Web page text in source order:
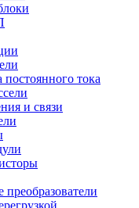
постоянного тока
и связи